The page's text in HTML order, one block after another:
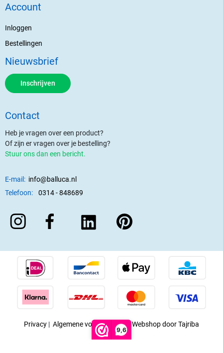
9,6
Account
Inloggen
Bestellingen
Nieuwsbrief
Inschrijven
Contact
Heb je vragen over een product?
Of zijn er vragen over je bestelling?
Stuur ons dan een bericht.
E-mail: info@balluca.nl
Telefoon:
0314 - 848689
Privacy | Algemene voorwaarden|Webshop door Tajriba